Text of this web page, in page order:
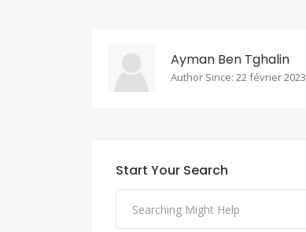
Ayman Ben Tghalin
Author Since: 22 février 2023
Start Your Search